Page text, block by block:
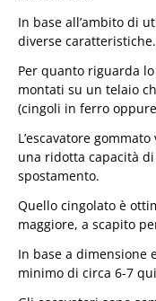
In base all’ambito di
diverse caratteristiche.
Per quanto riguarda
montati su un telaio
(cingoli in ferro
L’escavatore
una ridotta capacità
spostamento.
Quello cingolato è
maggiore, a scapito
In base a dimensione
minimo di circa 6-7